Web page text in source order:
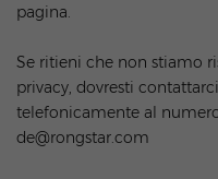
pagina.
Se ritieni che non stiamo
privacy, dovresti
telefonicamente al
de@rongstar.com